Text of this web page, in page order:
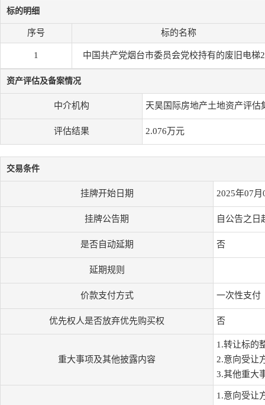
标的明细
序号 标的名称
1 中国共产党烟台市委员会党校持有的废旧电梯
资产评估及备案情况
中介机构 天昊国际房地产土地资产评估
评估结果 2.076万元
交易条件
挂牌开始日期 2025年07月
挂牌公告期 自公告之日
是否自动延期 否
延期规则
价款支付方式 一次性支付
优先权人是否放弃优先购买权 否
重大事项及其他披露内容
1.转让标的
2.意向受让
3.其他重大
1.意向受让